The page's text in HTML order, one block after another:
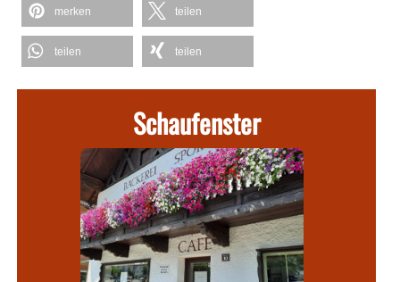
merken teilen
teilen teilen
Schaufenster